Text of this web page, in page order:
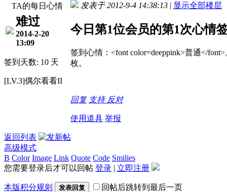
TA的每日心情
难过
2014-2-20
13:09
签到天数: 10 天
[LV.3]偶尔看看II
发表于 2012-9-4 14:38:13 | 显示全部楼层
今日第1位会员的第1次心情
签到心情：<font color=deeppink>普通</
枚。
回复 支持 反对
使用道具 举报
返回列表
高级模式
B Color Image Link Quote Code Smilies
您需要登录后才可以回帖 登录 | 立即注册
本版积分规则 发表回复 回帖后跳转到最后一页